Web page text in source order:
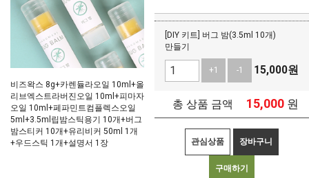
비즈왁스 8g+카렌듈라오일 10ml+올
리브엑스트라버진오일 10ml+피마자
오일 10ml+페파민트컴플렉스오일
5ml+3.5ml립밤스틱용기 10개+버그
밤스티커 10개+유리비커 50ml 1개
+우드스틱 1개+설명서 1장
[DIY 키트] 버그 밤(3.5ml 10개)
만들기
+1 -1 15,000원
총 상품 금액 15,000 원
관심상품 장바구니
구매하기